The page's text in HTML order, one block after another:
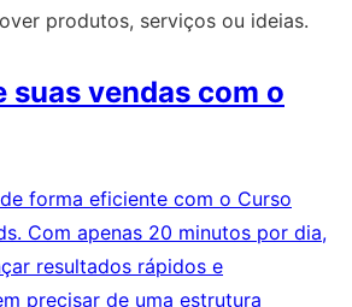
produtos, serviços ou ideias.
suas vendas com o
forma eficiente com o Curso
Com apenas 20 minutos por dia,
resultados rápidos e
precisar de uma estrutura